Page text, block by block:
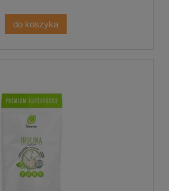
do koszyka